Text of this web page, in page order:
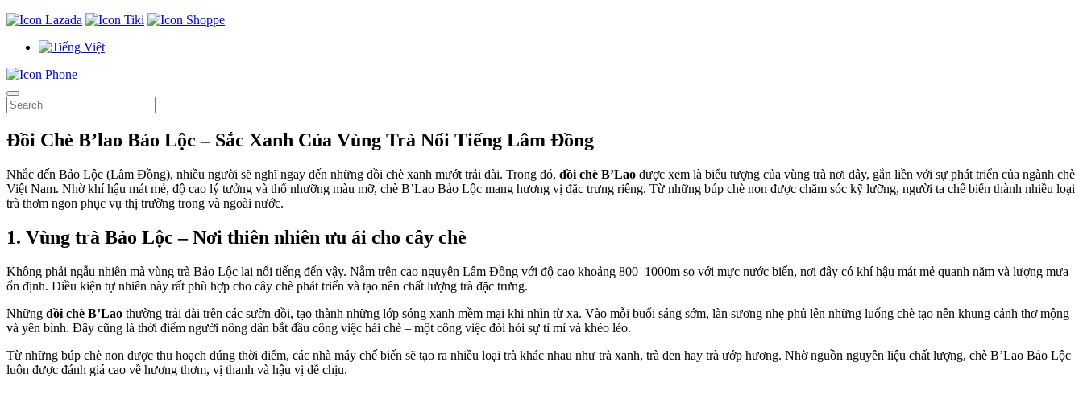
Đồi Chè B’lao Bảo Lộc – Sắc Xanh Của Vùng Trà Nổi Tiếng Lâm Đồng
Nhắc đến Bảo Lộc (Lâm Đồng), nhiều người sẽ nghĩ ngay đến những đồi chè xanh mướt trải dài. Trong đó, đồi chè B’Lao được xem là biểu tượng của vùng trà nơi đây, gắn liền với sự phát triển của ngành chè
Việt Nam. Nhờ khí hậu mát mẻ, độ cao lý tưởng và thổ nhưỡng màu mỡ, chè B’Lao Bảo Lộc mang hương vị đặc trưng riêng. Từ những búp chè non được chăm sóc kỹ lưỡng, người ta chế biến thành nhiều loại
trà thơm ngon phục vụ thị trường trong và ngoài nước.
1. Vùng trà Bảo Lộc – Nơi thiên nhiên ưu ái cho cây chè
Không phải ngẫu nhiên mà vùng trà Bảo Lộc lại nổi tiếng đến vậy. Nằm trên cao nguyên Lâm Đồng với độ cao khoảng 800–1000m so với mực nước biển, nơi đây có khí hậu mát mẻ quanh năm và lượng mưa
ổn định. Điều kiện tự nhiên này rất phù hợp cho cây chè phát triển và tạo nên chất lượng trà đặc trưng.
Những đồi chè B’Lao thường trải dài trên các sườn đồi, tạo thành những lớp sóng xanh mềm mại khi nhìn từ xa. Vào mỗi buổi sáng sớm, làn sương nhẹ phủ lên những luống chè tạo nên khung cảnh thơ mộng
và yên bình. Đây cũng là thời điểm người nông dân bắt đầu công việc hái chè – một công việc đòi hỏi sự tỉ mỉ và khéo léo.
Từ những búp chè non được thu hoạch đúng thời điểm, các nhà máy chế biến sẽ tạo ra nhiều loại trà khác nhau như trà xanh, trà đen hay trà ướp hương. Nhờ nguồn nguyên liệu chất lượng, chè B’Lao Bảo Lộc
luôn được đánh giá cao về hương thơm, vị thanh và hậu vị dễ chịu.